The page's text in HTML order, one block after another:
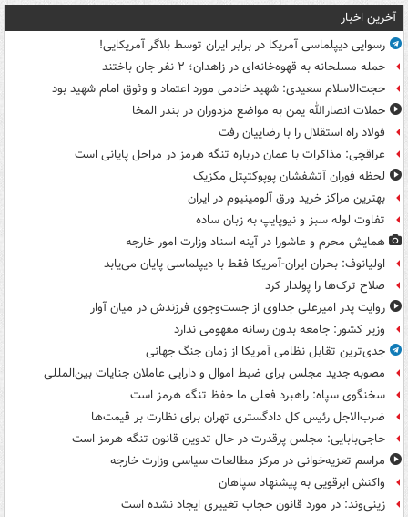
آخرین اخبار
رسوایی دیپلماسی آمریکا در برابر ایران توسط بلاگر آمریکایی!
حمله مسلحانه به قهوه‌خانه‌ای در زاهدان؛ ۲ نفر جان باختند
حجت‌الاسلام سعیدی: شهید خادمی مورد اعتماد و وثوق امام شهید بود
حملات انصارالله یمن به مواضع مزدوران در بندر المخا
فولاد راه استقلال را با رضاییان رفت
عراقچی: مذاکرات با عمان درباره تنگه هرمز در مراحل پایانی است
لحظه فوران آتشفشان پوپوکتپتل مکزیک
بهترین مراکز خرید ورق آلومینیوم در ایران
تفاوت لوله سبز و نیوپایپ به زبان ساده
همایش محرم و عاشورا در آینه اسناد وزارت امور خارجه
اولیانوف: بحران ایران-آمریکا فقط با دیپلماسی پایان می‌یابد
صلاح ترک‌ها را پولدار کرد
روایت پدر امیرعلی جداوی از جست‌وجوی فرزندش در میان آوار
وزیر کشور: جامعه بدون رسانه مفهومی ندارد
جدی‌ترین تقابل نظامی آمریکا از زمان جنگ جهانی
مصوبه جدید مجلس برای ضبط اموال و دارایی عاملان جنایات بین‌المللی
سخنگوی سپاه: راهبرد فعلی ما حفظ تنگه هرمز است
ضرب‌الاجل رئیس کل دادگستری تهران برای نظارت بر قیمت‌ها
حاجی‌بابایی: مجلس پرقدرت در حال تدوین قانون تنگه هرمز است
مراسم تعزیه‌خوانی در مرکز مطالعات سیاسی وزارت خارجه
واکنش ابرقویی به پیشنهاد سپاهان
زینی‌وند: در مورد قانون حجاب تغییری ایجاد نشده است